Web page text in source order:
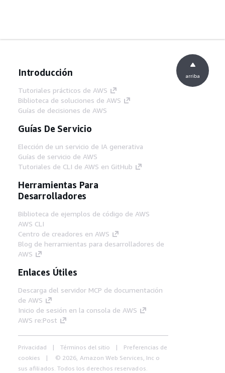
Introducción
Tutoriales prácticos de AWS
Biblioteca de soluciones de AWS
Guías de decisiones de AWS
Guías De Servicio
Elección de un servicio de IA generativa
Guías de servicio de AWS
Tutoriales de CLI de AWS en GitHub
Herramientas Para
Desarrolladores
Biblioteca de ejemplos de código de AWS
AWS CLI
Centro de creadores en AWS
Blog de herramientas para desarrolladores de
AWS
Enlaces Útiles
Descarga del servidor MCP de documentación
de AWS
Inicio de sesión en la consola de AWS
AWS re:Post
Privacidad Términos del sitio
Preferencias de
cookies
© 2026, Amazon Web Services, Inc o
sus afiliados. Todos los derechos reservados.
arriba